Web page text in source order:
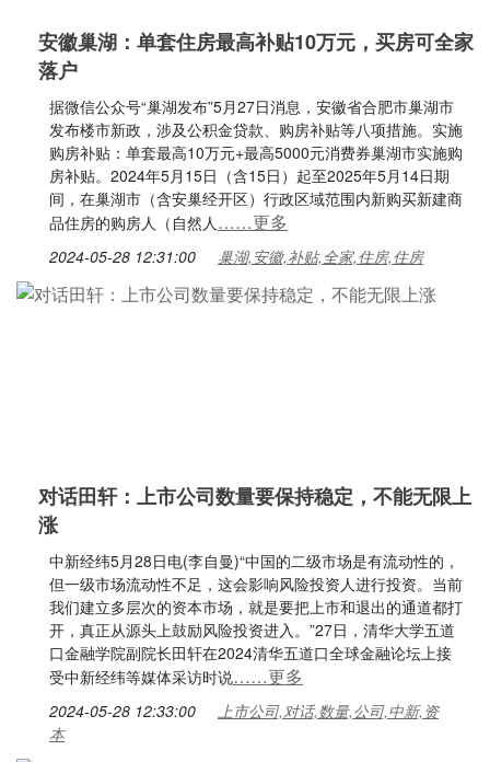
安徽巢湖：单套住房最高补贴10万元，买房可全家
落户
据微信公众号“巢湖发布”5月27日消息，安徽省合肥市巢湖市
发布楼市新政，涉及公积金贷款、购房补贴等八项措施。实施
购房补贴：单套最高10万元+最高5000元消费券巢湖市实施购
房补贴。2024年5月15日（含15日）起至2025年5月14日期
间，在巢湖市（含安巢经开区）行政区域范围内新购买新建商
品住房的购房人（自然人……更多
2024-05-28 12:31:00 巢湖,安徽,补贴,全家,住房,住房
对话田轩：上市公司数量要保持稳定，不能无限上
涨
中新经纬5月28日电(李自曼)“中国的二级市场是有流动性的，
但一级市场流动性不足，这会影响风险投资人进行投资。当前
我们建立多层次的资本市场，就是要把上市和退出的通道都打
开，真正从源头上鼓励风险投资进入。”27日，清华大学五道
口金融学院副院长田轩在2024清华五道口全球金融论坛上接
受中新经纬等媒体采访时说……更多
2024-05-28 12:33:00
上市公司,对话,数量,公司,中新,资
本